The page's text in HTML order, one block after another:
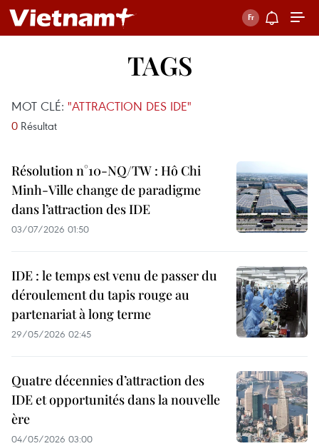
TAGS
MOT CLÉ: "ATTRACTION DES IDE"
0 Résultat
Résolution n°10-NQ/TW : Hô Chi
Minh-Ville change de paradigme
dans l’attraction des IDE
03/07/2026 01:50
IDE : le temps est venu de passer du
déroulement du tapis rouge au
partenariat à long terme
29/05/2026 02:45
Quatre décennies d’attraction des
IDE et opportunités dans la nouvelle
ère
04/05/2026 03:00